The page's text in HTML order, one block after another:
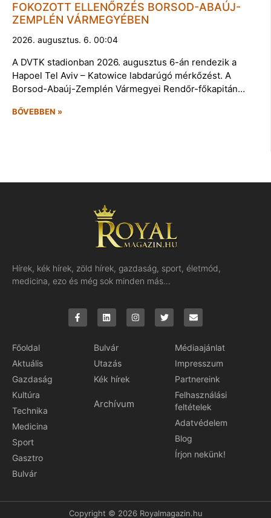
FOKOZOTT ELLENŐRZÉS BORSOD-ABAÚJ-
ZEMPLÉN VÁRMEGYÉBEN
2026. augusztus. 6. 00:04
A DVTK stadionban 2026. augusztus 6-án rendezik a
Hapoel Tel Aviv – Katowice labdarúgó mérkőzést. A
Borsod-Abaúj-Zemplén Vármegyei Rendőr-főkapitán…
BŐVEBBEN »
Hírek, kék hírek, zöld hírek, gazdaság, sport, életmód,
medicina, ezo és még sok minden más…
Főoldal
Aktuális
Gazdaság
Kultúra
Technika
Medicina
Sport
Gasztro
Bulvár
Bulvár
Utazás
Kék hírek
Archívum
Médiaajánlat
Impresszum
Partnereink
Felhasználási
feltételek
Adatvédelem
Blog
Írjon nekünk!
Copyright © 2026 Royalmagazin.hu